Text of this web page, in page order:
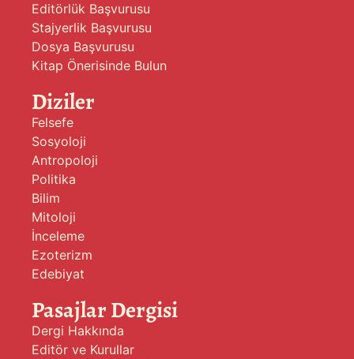
Editörlük Başvurusu
Stajyerlik Başvurusu
Dosya Başvurusu
Kitap Önerisinde Bulun
Diziler
Felsefe
Sosyoloji
Antropoloji
Politika
Bilim
Mitoloji
İnceleme
Ezoterizm
Edebiyat
Pasajlar Dergisi
Dergi Hakkında
Editör ve Kurullar